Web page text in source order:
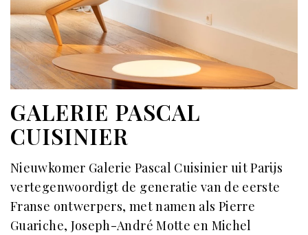
GALERIE PASCAL
CUISINIER
Nieuwkomer Galerie Pascal Cuisinier uit Parijs
vertegenwoordigt de generatie van de eerste
Franse ontwerpers, met namen als Pierre
Guariche, Joseph-André Motte en Michel